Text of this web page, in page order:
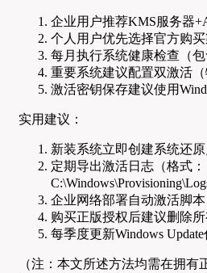
企业用户推荐KMS服务器
个人用户优先选择官方购
每月执行系统健康检查（包
重要系统建议配置双激活（
激活密钥保存建议使用
实用建议：
新装系统立即创建系统还原
定期导出激活日志（格式：
企业网络部署自动激活脚本
购买正版授权后建议删除
每季度更新Windows
（注：本文所述方法均需在拥